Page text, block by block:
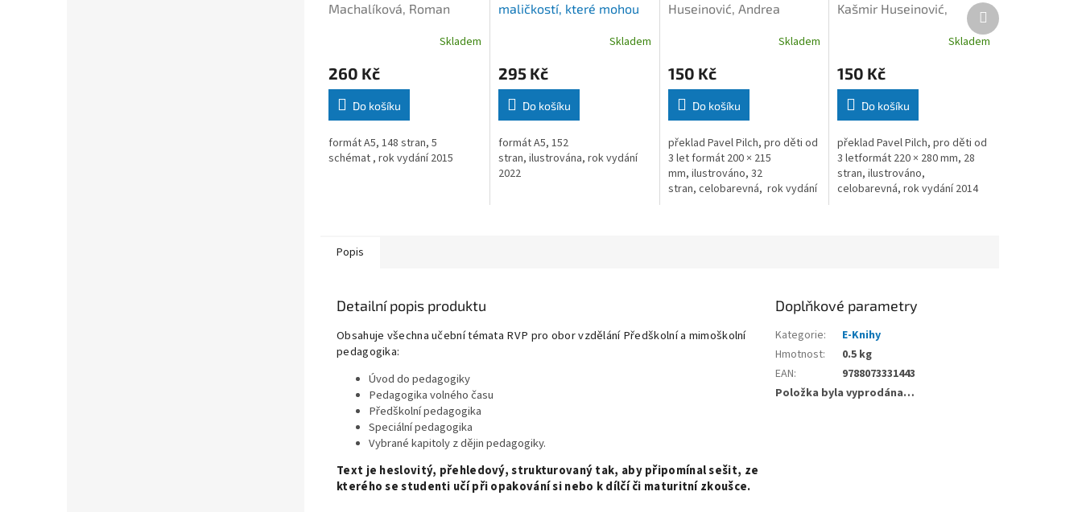
Machalíková, Roman
Skladem
260 Kč
Do košíku
formát A5, 148 stran, 5
schémat , rok vydání 2015
maličkostí, které mohou
Skladem
295 Kč
Do košíku
formát A5, 152
stran, ilustrována, rok vydání
2022
Huseinović, Andrea
Skladem
150 Kč
Do košíku
překlad Pavel Pilch, pro děti od
3 let formát 200 × 215
mm, ilustrováno, 32
stran, celobarevná, rok vydání
Kašmir Huseinović,
Skladem
150 Kč
Do košíku
překlad Pavel Pilch, pro děti od
3 letformát 220 × 280 mm, 28
stran, ilustrováno,
celobarevná, rok vydání 2014
Další
produkt
Popis
Detailní popis produktu
Obsahuje všechna učební témata RVP pro obor vzdělání Předškolní a mimoškolní
pedagogika:
Úvod do pedagogiky
Pedagogika volného času
Předškolní pedagogika
Speciální pedagogika
Vybrané kapitoly z dějin pedagogiky.
Text je heslovitý, přehledový, strukturovaný tak, aby připomínal sešit, ze
kterého se studenti učí při opakování si nebo k dílčí či maturitní zkoušce.
Doplňkové parametry
Kategorie:
E-Knihy
Hmotnost:
0.5 kg
EAN:
9788073331443
Položka byla vyprodána…